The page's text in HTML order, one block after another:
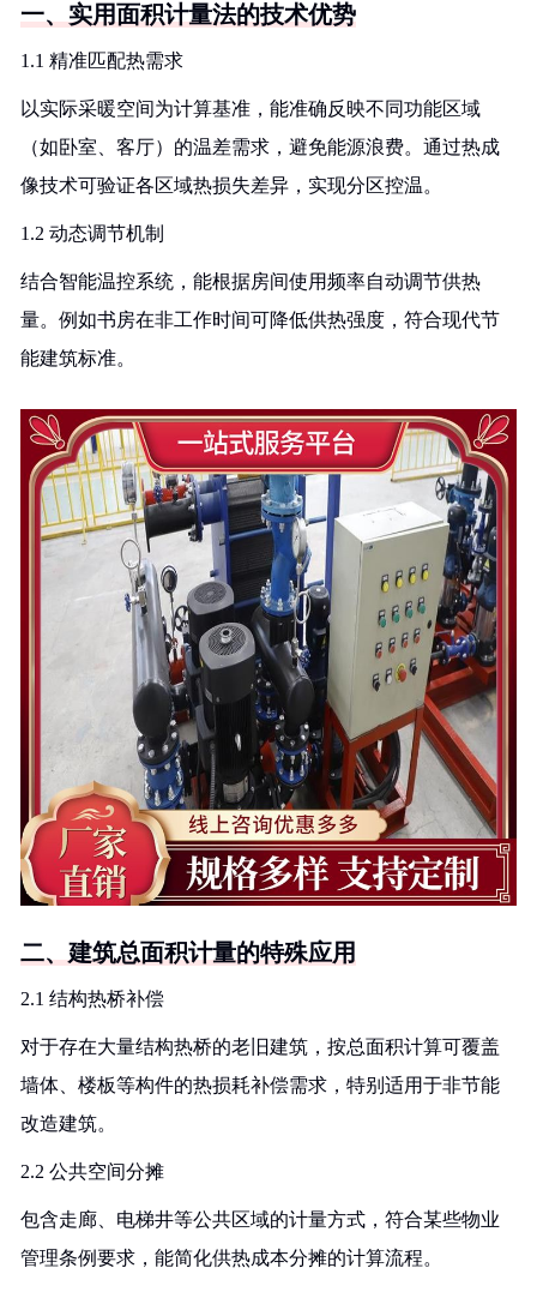
一、实用面积计量法的技术优势
1.1 精准匹配热需求
以实际采暖空间为计算基准，能准确反映不同功能区域
（如卧室、客厅）的温差需求，避免能源浪费。通过热成
像技术可验证各区域热损失差异，实现分区控温。
1.2 动态调节机制
结合智能温控系统，能根据房间使用频率自动调节供热
量。例如书房在非工作时间可降低供热强度，符合现代节
能建筑标准。
二、建筑总面积计量的特殊应用
2.1 结构热桥补偿
对于存在大量结构热桥的老旧建筑，按总面积计算可覆盖
墙体、楼板等构件的热损耗补偿需求，特别适用于非节能
改造建筑。
2.2 公共空间分摊
包含走廊、电梯井等公共区域的计量方式，符合某些物业
管理条例要求，能简化供热成本分摊的计算流程。